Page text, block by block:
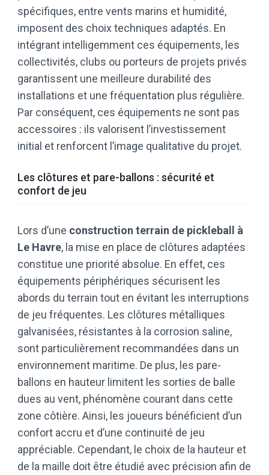
spécifiques, entre vents marins et humidité,
imposent des choix techniques adaptés. En
intégrant intelligemment ces équipements, les
collectivités, clubs ou porteurs de projets privés
garantissent une meilleure durabilité des
installations et une fréquentation plus régulière.
Par conséquent, ces équipements ne sont pas
accessoires : ils valorisent l’investissement
initial et renforcent l’image qualitative du projet.
Les clôtures et pare-ballons : sécurité et
confort de jeu
Lors d’une construction terrain de pickleball à
Le Havre, la mise en place de clôtures adaptées
constitue une priorité absolue. En effet, ces
équipements périphériques sécurisent les
abords du terrain tout en évitant les interruptions
de jeu fréquentes. Les clôtures métalliques
galvanisées, résistantes à la corrosion saline,
sont particulièrement recommandées dans un
environnement maritime. De plus, les pare-
ballons en hauteur limitent les sorties de balle
dues au vent, phénomène courant dans cette
zone côtière. Ainsi, les joueurs bénéficient d’un
confort accru et d’une continuité de jeu
appréciable. Cependant, le choix de la hauteur et
de la maille doit être étudié avec précision afin de